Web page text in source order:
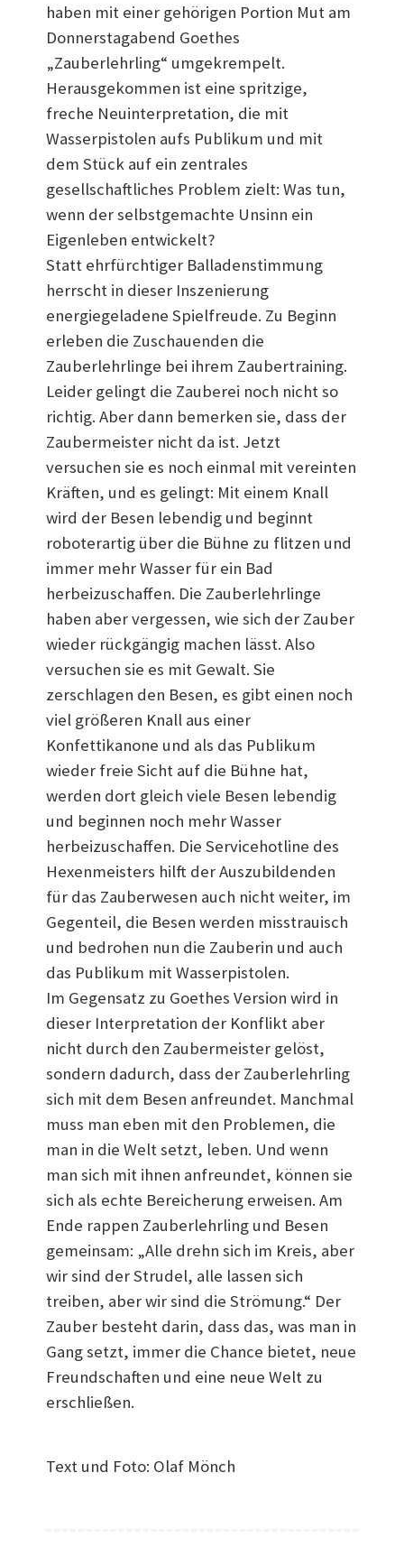
haben mit einer gehörigen Portion Mut am
Donnerstagabend Goethes
„Zauberlehrling“ umgekrempelt.
Herausgekommen ist eine spritzige,
freche Neuinterpretation, die mit
Wasserpistolen aufs Publikum und mit
dem Stück auf ein zentrales
gesellschaftliches Problem zielt: Was tun,
wenn der selbstgemachte Unsinn ein
Eigenleben entwickelt?
Statt ehrfürchtiger Balladenstimmung
herrscht in dieser Inszenierung
energiegeladene Spielfreude. Zu Beginn
erleben die Zuschauenden die
Zauberlehrlinge bei ihrem Zaubertraining.
Leider gelingt die Zauberei noch nicht so
richtig. Aber dann bemerken sie, dass der
Zaubermeister nicht da ist. Jetzt
versuchen sie es noch einmal mit vereinten
Kräften, und es gelingt: Mit einem Knall
wird der Besen lebendig und beginnt
roboterartig über die Bühne zu flitzen und
immer mehr Wasser für ein Bad
herbeizuschaffen. Die Zauberlehrlinge
haben aber vergessen, wie sich der Zauber
wieder rückgängig machen lässt. Also
versuchen sie es mit Gewalt. Sie
zerschlagen den Besen, es gibt einen noch
viel größeren Knall aus einer
Konfettikanone und als das Publikum
wieder freie Sicht auf die Bühne hat,
werden dort gleich viele Besen lebendig
und beginnen noch mehr Wasser
herbeizuschaffen. Die Servicehotline des
Hexenmeisters hilft der Auszubildenden
für das Zauberwesen auch nicht weiter, im
Gegenteil, die Besen werden misstrauisch
und bedrohen nun die Zauberin und auch
das Publikum mit Wasserpistolen.
Im Gegensatz zu Goethes Version wird in
dieser Interpretation der Konflikt aber
nicht durch den Zaubermeister gelöst,
sondern dadurch, dass der Zauberlehrling
sich mit dem Besen anfreundet. Manchmal
muss man eben mit den Problemen, die
man in die Welt setzt, leben. Und wenn
man sich mit ihnen anfreundet, können sie
sich als echte Bereicherung erweisen. Am
Ende rappen Zauberlehrling und Besen
gemeinsam: „Alle drehn sich im Kreis, aber
wir sind der Strudel, alle lassen sich
treiben, aber wir sind die Strömung.“ Der
Zauber besteht darin, dass das, was man in
Gang setzt, immer die Chance bietet, neue
Freundschaften und eine neue Welt zu
erschließen.
Text und Foto: Olaf Mönch